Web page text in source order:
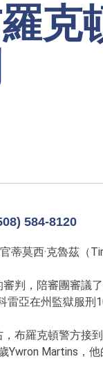
克
584-8120
蒂莫西·克魯茲（
判，陪審團審議
亞在州監獄服刑
布羅克頓警方接
Ywron Martins，